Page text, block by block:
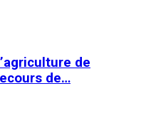
de
de…